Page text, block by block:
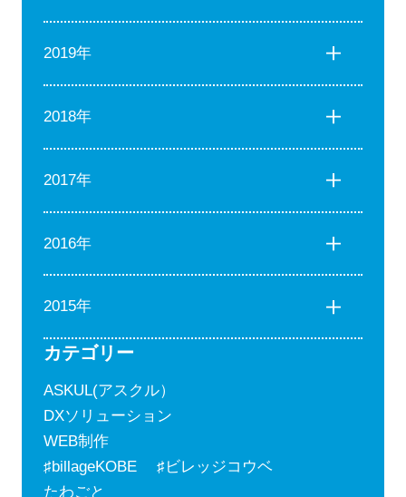
2019年
2018年
2017年
2016年
2015年
カテゴリー
ASKUL(アスクル）
DXソリューション
WEB制作
♯billageKOBE ♯ビレッジコウベ
たわごと